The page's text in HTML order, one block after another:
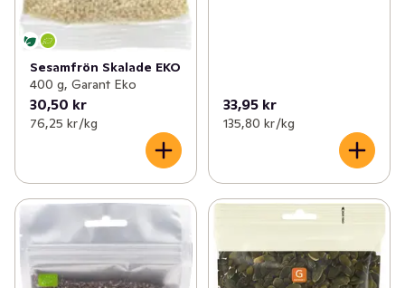
Sesamfrön Skalade EKO
400 g, Garant Eko
30,50 kr
76,25 kr /kg
33,95 kr
135,80 kr /kg